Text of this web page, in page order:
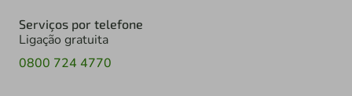
Serviços por telefone
Ligação gratuita
0800 724 4770